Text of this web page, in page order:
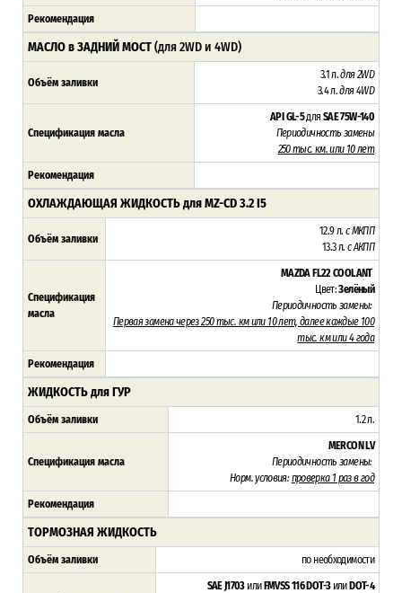
Рекомендация
МАСЛО в ЗАДНИЙ МОСТ(для 2WD и 4WD)
Объём заливки
3.1 л.для 2WD
3.4 л.для 4WD
Спецификация масла
API GL-5для SAE 75W-140
Периодичность замены
250 тыс. км. или 10 лет
Рекомендация
ОХЛАЖДАЮЩАЯ ЖИДКОСТЬ дляMZ-CD 3.2 I5
Объём заливки
12.9 л. с МКПП
13.3 л. с АКПП
Спецификация
масла
MAZDA FL22 COOLANT
Цвет:Зелёный
Периодичность замены:
Первая замена через 250 тыс. км или 10 лет, далее каждые 100
тыс. км или 4 года
Рекомендация
ЖИДКОСТЬ для ГУР
Объём заливки 1.2 л.
Спецификация масла
MERCON LV
Периодичность замены:
Норм. условия:проверка 1 раз в год
Рекомендация
ТОРМОЗНАЯ ЖИДКОСТЬ
Объём заливки по необходимости
SAE J1703илиFMVSS 116DOT-3 илиDOT-4